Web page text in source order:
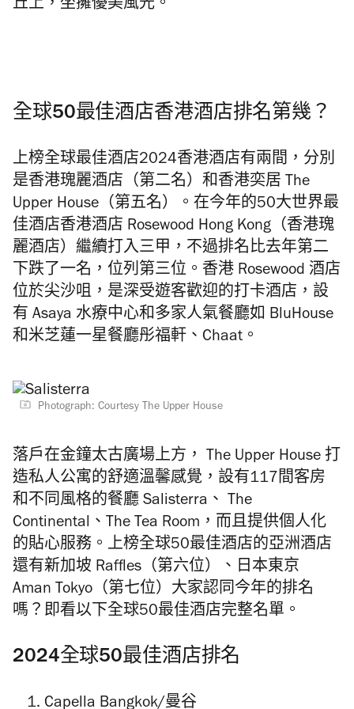
丘上，坐擁優美風光。
全球50最佳酒店香港酒店排名第幾？
上榜全球最佳酒店2024香港酒店有兩間，分別
是香港瑰麗酒店（第二名）和香港奕居 The
Upper House（第五名）。 在今年的50大 世界最
佳酒店香港酒店 Rosewood Hong Kong（香港瑰
麗酒店）繼續打入三甲，不過排名比去年第二
下跌了一名，位列第三位。香港 Rosewood 酒店
位於尖沙咀，是深受遊客歡迎的打卡酒店，設
有 Asaya 水療中心和多家人氣餐廳如 BluHouse
和米芝蓮一星餐廳彤福軒、Chaat。
Photograph: Courtesy The Upper House
落戶在金鐘太古廣場上方， The Upper House 打
造私人公寓的舒適溫馨感覺，設有117間客房
和不同風格的餐廳 Salisterra、 The
Continental、The Tea Room，而且提供個人化
的貼心服務。上榜全球50最佳酒店的亞洲酒店
還有新加坡 Raffles（第六位）、日本東京
Aman Tokyo（第七位）大家認同今年的排名
嗎？即看以下全球50最佳酒店完整名單。
2024全球50最佳酒店排名
Capella Bangkok/曼谷